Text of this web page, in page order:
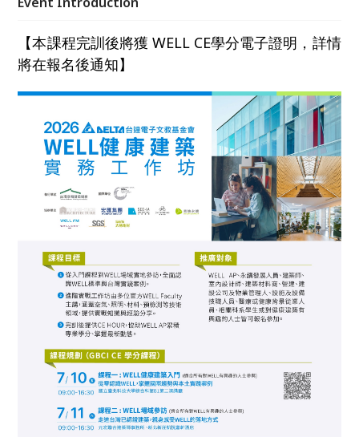
【本課程完訓後將獲 WELL CE學分電子證明，詳情
將在報名後通知】